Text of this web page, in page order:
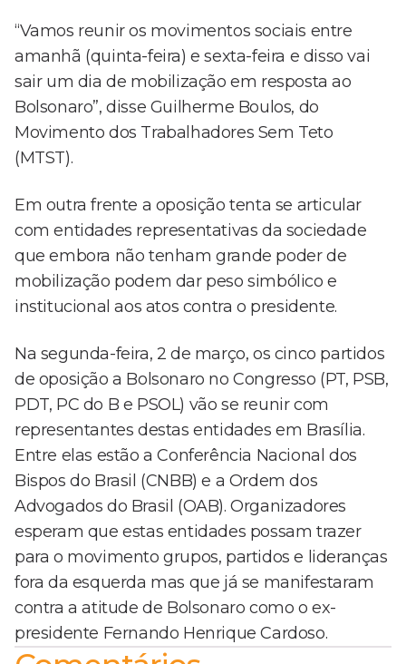
“Vamos reunir os movimentos sociais entre
amanhã (quinta-feira) e sexta-feira e disso vai
sair um dia de mobilização em resposta ao
Bolsonaro”, disse Guilherme Boulos, do
Movimento dos Trabalhadores Sem Teto
(MTST).
Em outra frente a oposição tenta se articular
com entidades representativas da sociedade
que embora não tenham grande poder de
mobilização podem dar peso simbólico e
institucional aos atos contra o presidente.
Na segunda-feira, 2 de março, os cinco partidos
de oposição a Bolsonaro no Congresso (PT, PSB,
PDT, PC do B e PSOL) vão se reunir com
representantes destas entidades em Brasília.
Entre elas estão a Conferência Nacional dos
Bispos do Brasil (CNBB) e a Ordem dos
Advogados do Brasil (OAB). Organizadores
esperam que estas entidades possam trazer
para o movimento grupos, partidos e lideranças
fora da esquerda mas que já se manifestaram
contra a atitude de Bolsonaro como o ex-
presidente Fernando Henrique Cardoso.